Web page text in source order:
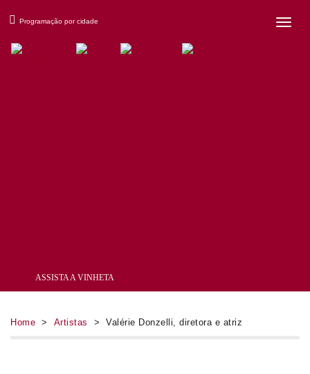
Programação por cidade
ASSISTA A VINHETA
Home > Artistas > Valérie Donzelli, diretora e atriz